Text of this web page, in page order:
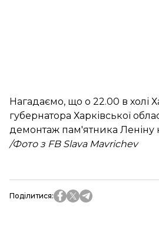
Нагадаємо, що о 22.00 в холі
губернатора Харківської
демонтаж пам'ятника Леніну
/Фото з FB Slava Mavrichev
Поділитися: